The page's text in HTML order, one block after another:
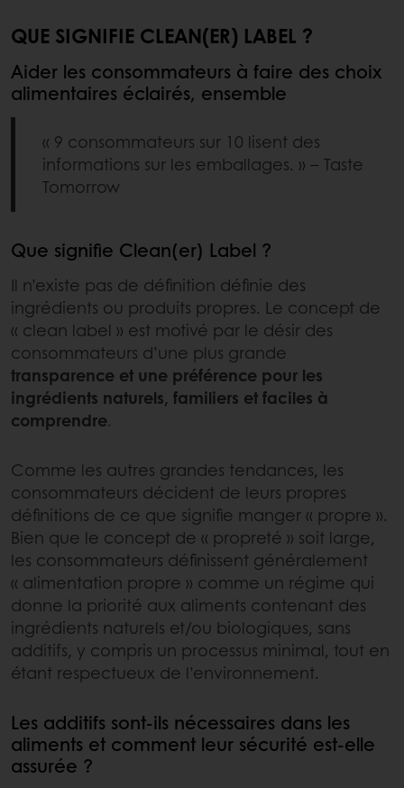
QUE SIGNIFIE CLEAN(ER) LABEL ?
Aider les consommateurs à faire des choix
alimentaires éclairés, ensemble
« 9 consommateurs sur 10 lisent des
informations sur les emballages. » – Taste
Tomorrow
Que signifie Clean(er) Label ?
Il n’existe pas de définition définie des
ingrédients ou produits propres. Le concept de
« clean label » est motivé par le désir des
consommateurs d’une plus grande
transparence et une préférence pour les
ingrédients naturels, familiers et faciles à
comprendre.
Comme les autres grandes tendances, les
consommateurs décident de leurs propres
définitions de ce que signifie manger « propre ».
Bien que le concept de « propreté » soit large,
les consommateurs définissent généralement
« alimentation propre » comme un régime qui
donne la priorité aux aliments contenant des
ingrédients naturels et/ou biologiques, sans
additifs, y compris un processus minimal, tout en
étant respectueux de l’environnement.
Les additifs sont-ils nécessaires dans les
aliments et comment leur sécurité est-elle
assurée ?